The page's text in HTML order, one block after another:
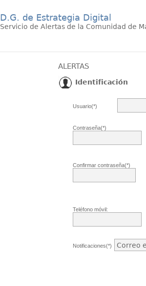
D.G. de Estrategia Digital
Servicio de Alertas de la Comunidad de
ALERTAS
Identificación
Usuario(*)
Contraseña(*)
Confirmar contraseña(*)
Teléfono móvil:
Notificaciones(*)